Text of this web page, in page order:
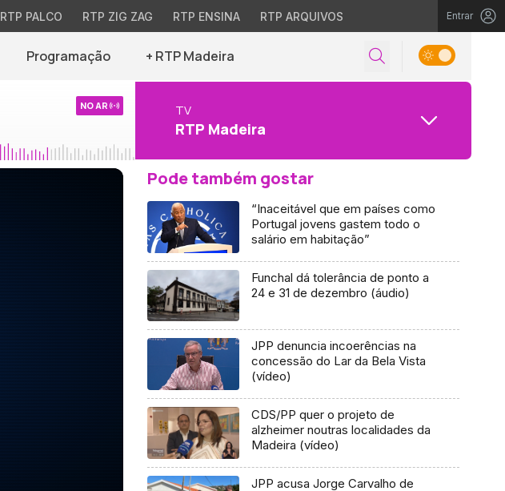
RTP PALCO RTP ZIG ZAG RTP ENSINA RTP ARQUIVOS Entrar
Programação + RTP Madeira
NO AR TV
RTP Madeira
Pode também gostar
“Inaceitável que em países como
Portugal jovens gastem todo o
salário em habitação”
Funchal dá tolerância de ponto a
24 e 31 de dezembro (áudio)
JPP denuncia incoerências na
concessão do Lar da Bela Vista
(vídeo)
CDS/PP quer o projeto de
alzheimer noutras localidades da
Madeira (vídeo)
JPP acusa Jorge Carvalho de